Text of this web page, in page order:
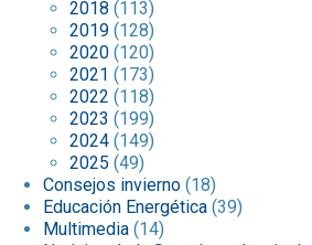
2018 (113)
2019 (128)
2020 (120)
2021 (173)
2022 (118)
2023 (199)
2024 (149)
2025 (49)
Consejos invierno (18)
Educación Energética (39)
Multimedia (14)